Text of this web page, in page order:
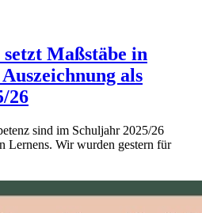
Maßstäbe in
als
26
sind im Schuljahr 2025/26
Lernens. Wir wurden gestern für